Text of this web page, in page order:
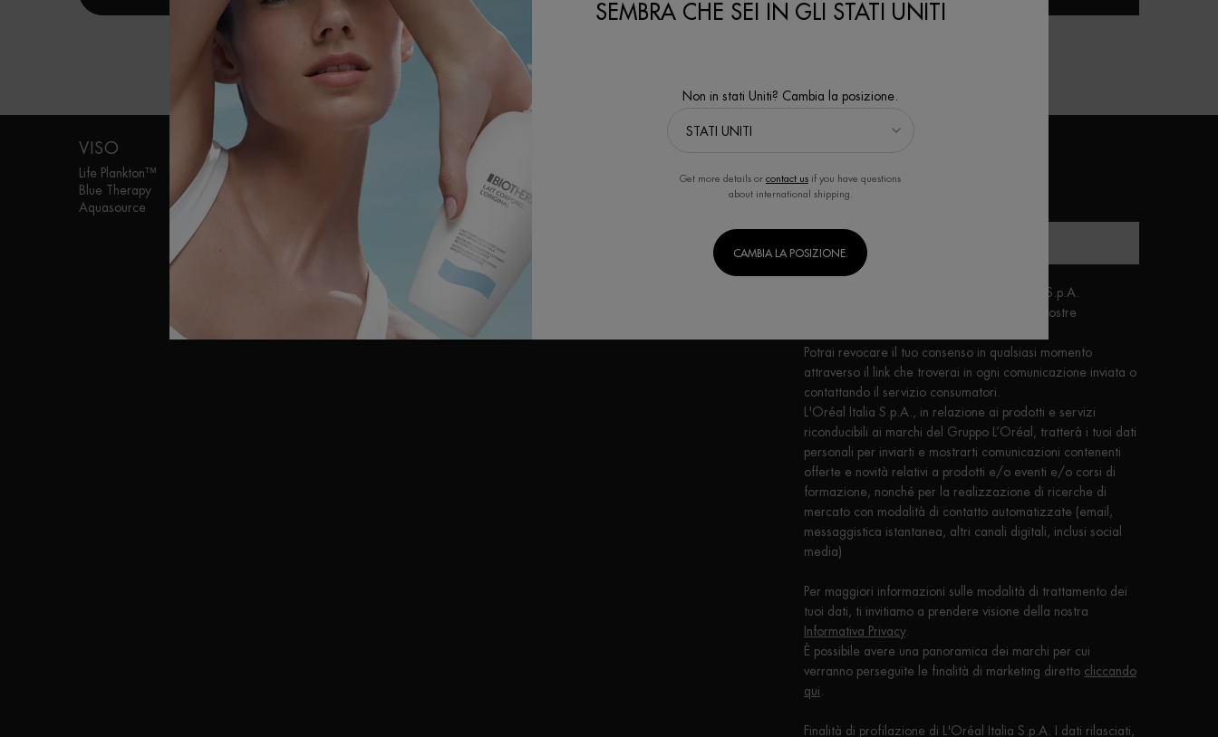
VISO
Life Plankton™
Blue Therapy
Aquasource
CORPO E SOLARI
Latte corpo
Solari
Acque profumate
(*) campi obbligatori
Finalità di marketing diretto di L'Oréal Italia S.p.A.
Devi avere almeno 16 anni per ricevere le nostre
Potrai revocare il tuo consenso in qualsiasi momento
attraverso il link che troverai in ogni comunicazione inviata o
contattando il servizio consumatori.
L'Oréal Italia S.p.A., in relazione ai prodotti e servizi
riconducibili ai marchi del Gruppo L’Oréal, tratterà i tuoi dati
personali per inviarti e mostrarti comunicazioni contenenti
offerte e novità relativi a prodotti e/o eventi e/o corsi di
formazione, nonché per la realizzazione di ricerche di
mercato con modalità di contatto automatizzate (email,
messaggistica istantanea, altri canali digitali, inclusi social
media)
Per maggiori informazioni sulle modalità di trattamento dei
tuoi dati, ti invitiamo a prendere visione della nostra
Informativa Privacy.
È possibile avere una panoramica dei marchi per cui
verranno perseguite le finalità di marketing diretto cliccando
qui
Finalità di profilazione di L'Oréal Italia S.p.A. I dati rilasciati,
SEMBRA CHE SEI IN GLI STATI UNITI
Non in stati Uniti? Cambia la posizione.
Get more details or contact us if you have questions
about international shipping.
CAMBIA LA POSIZIONE.